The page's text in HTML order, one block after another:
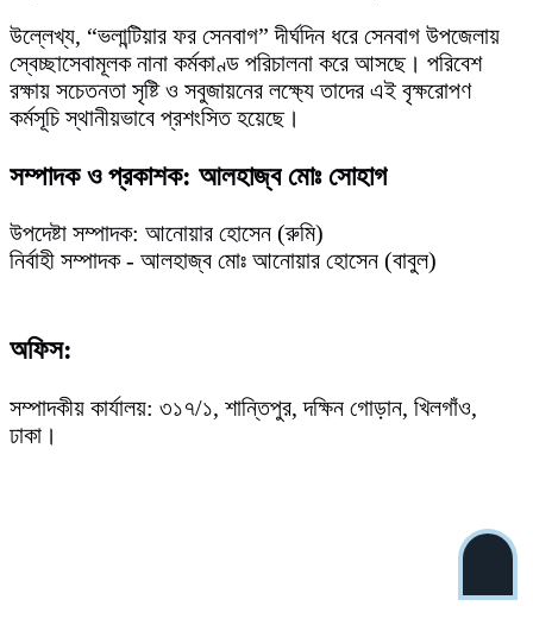
উল্লেখ্য, “ভলান্টিয়ার ফর সেনবাগ” দীর্ঘদিন ধরে সেনবাগ উপজেলায়
স্বেচ্ছাসেবামূলক নানা কর্মকাণ্ড পরিচালনা করে আসছে। পরিবেশ
রক্ষায় সচেতনতা সৃষ্টি ও সবুজায়নের লক্ষ্যে তাদের এই বৃক্ষরোপণ
কর্মসূচি স্থানীয়ভাবে প্রশংসিত হয়েছে।
সম্পাদক ও প্রকাশক: আলহাজ্ব মোঃ সোহাগ
উপদেষ্টা সম্পাদক: আনোয়ার হোসেন (রুমি)
নির্বাহী সম্পাদক - আলহাজ্ব মোঃ আনোয়ার হোসেন (বাবুল)
অফিস:
সম্পাদকীয় কার্যালয়: ৩১৭/১, শান্তিপুর, দক্ষিন গোড়ান, খিলগাঁও,
ঢাকা।